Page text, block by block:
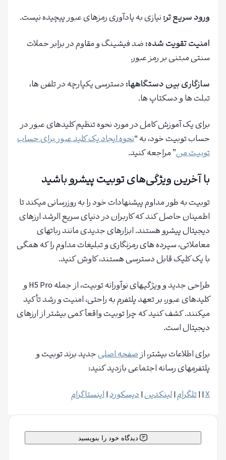
ورود سریع تر:نیازی به یادآوری رمزهای عبور پیچیده نیست.
امنیت تقویت شده:ضد فیشینگ و مقاوم در برابر حملات
سنتی مبتنی بر رمز عبور.
سازگاری بین دستگاهها:دسترسی یکپارچه در تلفن ها،
تبلت ها و دسکتاپ ها.
برای یک آموزش کامل در مورد نحوه تنظیم کلیدهای عبور در
حساب توبیت خود، به “نحوه ایجاد یک کلید عبور برای حساب
توبیت من” مراجعه کنید.
با آخرین ویژگی‌های توبیت پیشرو باشید
توبیت به طور مداوم پیشنهادات خود را به روزرسانی میکند تا
اطمینان حاصل کند که کاربران در دنیای سریع الرشد ارزهای
دیجیتال پیشرو هستند. ابزارهای جدیدی مانند رباتهای
معاملاتی، سپرده های رمزنگاری و تبلیغات مداوم را که همگی
با یک کلیک قابل دسترسی هستند، کاوش کنید.
طراحی جدید و ویژگیهای نوآورانه توبیت، از جمله H5 Pro و
کلیدهای عبور، بر تعهد پلتفرم به راحتی، امنیت و رشد تأکید
میکنند. کشف کنید که چرا توبیت واقعاً کمی بیشتر از ارزهای
دیجیتال است.
برای اطلاعات بیشتر، ازصفحه اصلیجدید برند توبیت و
پلتفرمهای رسانه اجتماعی بازدید کنید:
X
| |تلگرام|لینکدین|دیسکورد|اینستاگرام
دیدگاه خود را بنویسید